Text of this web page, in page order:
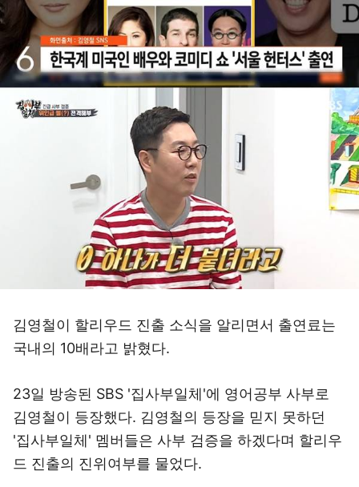
김영철이 할리우드 진출 소식을 알리면서 출연료는
국내의 10배라고 밝혔다.
23일 방송된 SBS '집사부일체'에 영어공부 사부로
김영철이 등장했다. 김영철의 등장을 믿지 못하던
'집사부일체' 멤버들은 사부 검증을 하겠다며 할리우
드 진출의 진위여부를 물었다.